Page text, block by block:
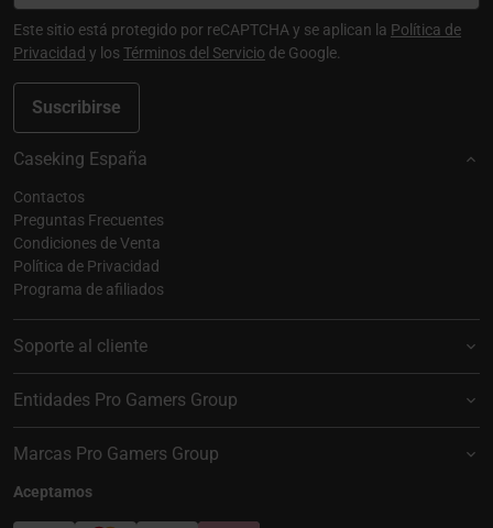
Suscribirse
Este sitio está protegido por reCAPTCHA y se aplican la Política de
Privacidad y losTérminos del Servicio de Google.
Caseking España
Contactos
Preguntas Frecuentes
Condiciones de Venta
Política de Privacidad
Programa de afiliados
Soporte al cliente
Entidades Pro Gamers Group
Marcas Pro Gamers Group
Aceptamos